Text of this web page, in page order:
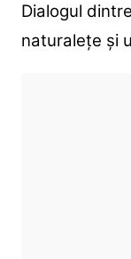
Dialogul
naturalețe și